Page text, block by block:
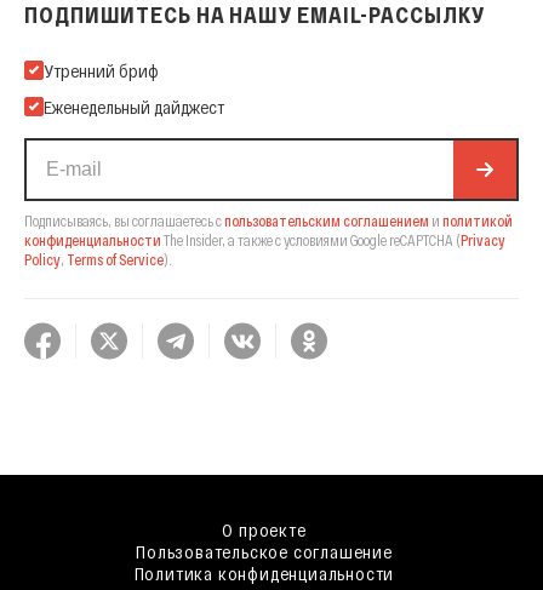
ПОДПИШИТЕСЬ НА НАШУ EMAIL-РАССЫЛКУ
Подпишитесь на нашу Email-рассылку
Утренний бриф
Еженедельный дайджест
Подписываясь, вы соглашаетесь спользовательским соглашением и политикой
конфиденциальности The Insider, а также с условиями Google reCAPTCHA (Privacy
Policy, Terms of Service).
О проекте
Пользовательское соглашение
Политика конфиденциальности